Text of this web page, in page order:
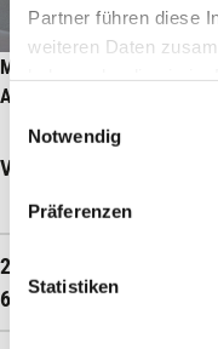
Partner führen diese
weiteren Daten
Notwendig
Präferenzen
Statistiken
Maximale Abmessungen
Absturzsicherheit):
Verglasung
2000.FG VSG 8 + ESG
6